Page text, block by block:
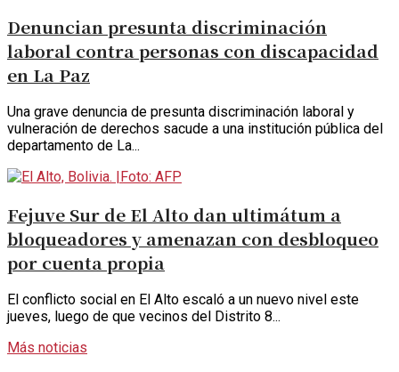
Denuncian presunta discriminación
laboral contra personas con discapacidad
en La Paz
Una grave denuncia de presunta discriminación laboral y
vulneración de derechos sacude a una institución pública del
departamento de La...
Fejuve Sur de El Alto dan ultimátum a
bloqueadores y amenazan con desbloqueo
por cuenta propia
El conflicto social en El Alto escaló a un nuevo nivel este
jueves, luego de que vecinos del Distrito 8...
Más noticias